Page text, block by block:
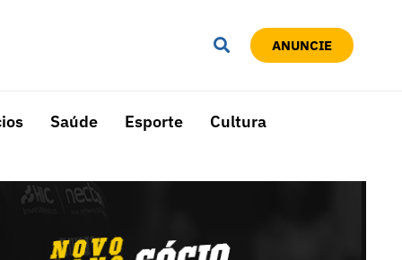
ANUNCIE
Saúde Esporte Cultura